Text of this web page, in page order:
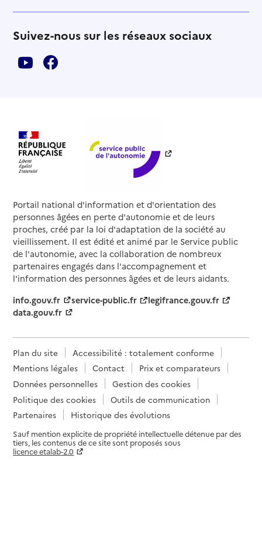
Suivez-nous sur les réseaux sociaux
Portail national d'information et d'orientation des
personnes âgées en perte d'autonomie et de leurs
proches, créé par la loi d'adaptation de la société au
vieillissement. Il est édité et animé par le Service public
de l'autonomie, avec la collaboration de nombreux
partenaires engagés dans l'accompagnement et
l'information des personnes âgées et de leurs aidants.
info.gouv.fr
service-public.fr
legifrance.gouv.fr
data.gouv.fr
Plan du site
Accessibilité : totalement conforme
Mentions légales
Contact
Prix et comparateurs
Données personnelles
Gestion des cookies
Politique des cookies
Outils de communication
Partenaires
Historique des évolutions
Sauf mention explicite de propriété intellectuelle détenue par des
tiers, les contenus de ce site sont proposés sous
licence etalab-2.0